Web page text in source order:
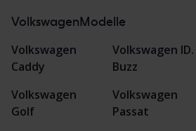
VolkswagenModelle
Volkswagen
Caddy
Volkswagen
Golf
Volkswagen ID.
Buzz
Volkswagen
Passat